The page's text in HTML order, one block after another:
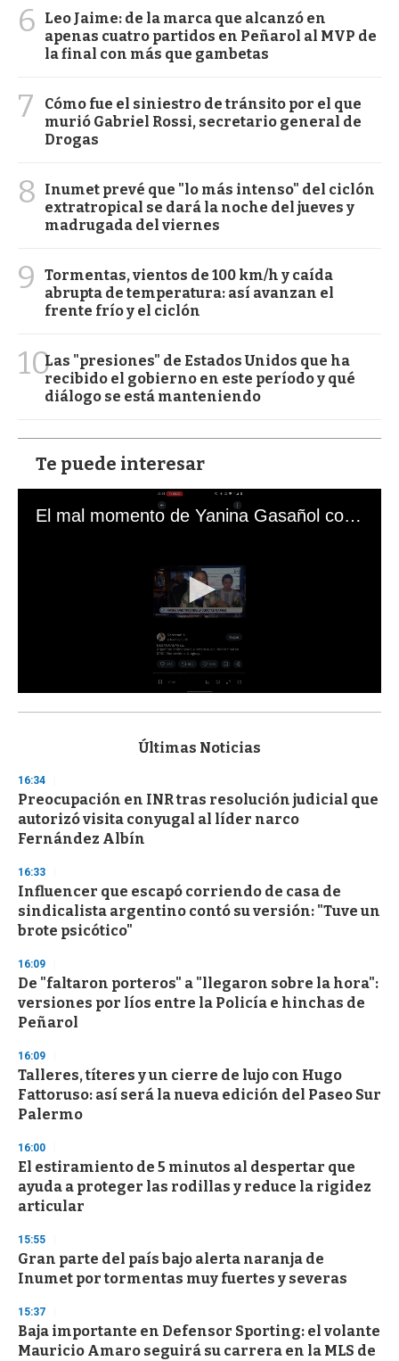
6
Leo Jaime: de la marca que alcanzó en
apenas cuatro partidos en Peñarol al MVP de
la final con más que gambetas
7
Cómo fue el siniestro de tránsito por el que
murió Gabriel Rossi, secretario general de
Drogas
8
Inumet prevé que "lo más intenso" del ciclón
extratropical se dará la noche del jueves y
madrugada del viernes
9
Tormentas, vientos de 100 km/h y caída
abrupta de temperatura: así avanzan el
frente frío y el ciclón
10Las "presiones" de Estados Unidos que ha
recibido el gobierno en este período y qué
diálogo se está manteniendo
Te puede interesar
El mal momento de Yanina Gasañol con un hincha argentino en "Subrayado"
s
d
s
o
f
3
s
e
c
o
n
Últimas Noticias
16:34
Preocupación en INR tras resolución judicial que
autorizó visita conyugal al líder narco
Fernández Albín
16:33
Influencer que escapó corriendo de casa de
sindicalista argentino contó su versión: "Tuve un
brote psicótico"
16:09
De "faltaron porteros" a "llegaron sobre la hora":
versiones por líos entre la Policía e hinchas de
Peñarol
16:09
Talleres, títeres y un cierre de lujo con Hugo
Fattoruso: así será la nueva edición del Paseo Sur
Palermo
16:00
El estiramiento de 5 minutos al despertar que
ayuda a proteger las rodillas y reduce la rigidez
articular
15:55
Gran parte del país bajo alerta naranja de
Inumet por tormentas muy fuertes y severas
15:37
Baja importante en Defensor Sporting: el volante
Mauricio Amaro seguirá su carrera en la MLS de